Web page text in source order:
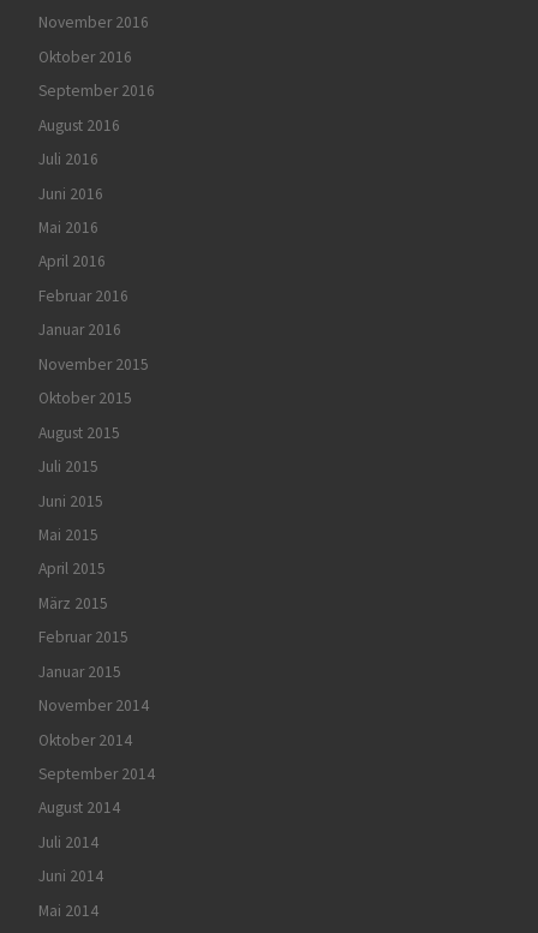
November 2016
Oktober 2016
September 2016
August 2016
Juli 2016
Juni 2016
Mai 2016
April 2016
Februar 2016
Januar 2016
November 2015
Oktober 2015
August 2015
Juli 2015
Juni 2015
Mai 2015
April 2015
März 2015
Februar 2015
Januar 2015
November 2014
Oktober 2014
September 2014
August 2014
Juli 2014
Juni 2014
Mai 2014